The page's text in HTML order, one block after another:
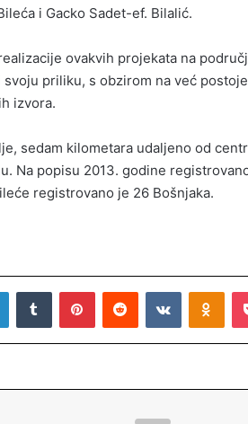
i Gacko Sadet-ef. Bilalić.
ovakvih projekata na
svoju priliku, s obzirom na već
izvora.
sedam kilometara udaljeno od
Na popisu 2013. godine
registrovano je 26 Bošnjaka.
LinkedIn Tumblr Pinterest Reddit VKontakte Odnoklassniki